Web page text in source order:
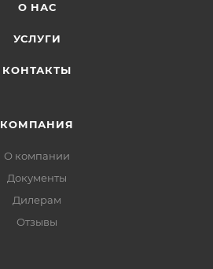
О НАС
УСЛУГИ
КОНТАКТЫ
КОМПАНИЯ
О компании
Документы
Дилерам
Отзывы